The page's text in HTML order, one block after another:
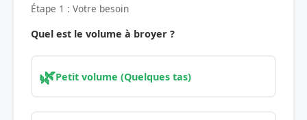
Étape 1 : Votre besoin
Quel est le volume à broyer ?
🌿Petit volume (Quelques tas)